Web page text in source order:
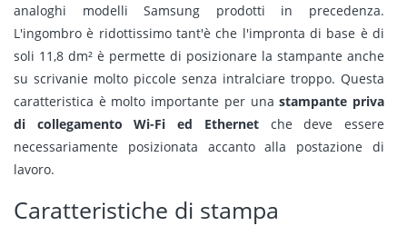
analoghi modelli Samsung prodotti in precedenza.
L'ingombro è ridottissimo tant'è che l'impronta di base è di
soli 11,8 dm² è permette di posizionare la stampante anche
su scrivanie molto piccole senza intralciare troppo. Questa
caratteristica è molto importante per unastampante priva
di collegamento Wi-Fi ed Ethernetche deve essere
necessariamente posizionata accanto alla postazione di
lavoro.
Caratteristiche di stampa